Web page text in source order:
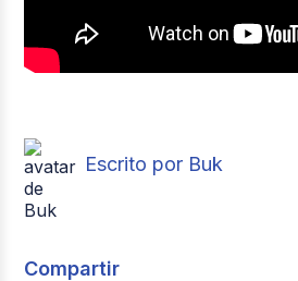
Escrito por Buk
Compartir